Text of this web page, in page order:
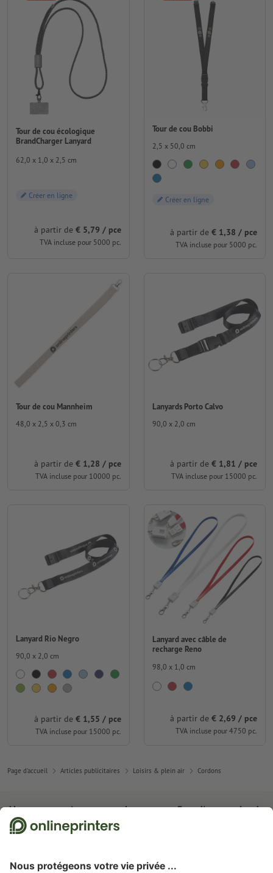
Tour de cou écologique
BrandCharger Lanyard
62,0 x 1,0 x 2,5 cm
Créer en ligne
à partir de € 5,79 / pce
TVA incluse pour 5000 pc.
Tour de cou Bobbi
2,5 x 50,0 cm
Créer en ligne
à partir de € 1,38 / pce
TVA incluse pour 5000 pc.
Tour de cou Mannheim
48,0 x 2,5 x 0,3 cm
à partir de € 1,28 / pce
TVA incluse pour 10000 pc.
Lanyards Porto Calvo
90,0 x 2,0 cm
à partir de € 1,81 / pce
TVA incluse pour 15000 pc.
Lanyard Rio Negro
90,0 x 2,0 cm
à partir de € 1,55 / pce
TVA incluse pour 15000 pc.
Lanyard avec câble de
recharge Reno
98,0 x 1,0 cm
à partir de € 2,69 / pce
TVA incluse pour 4750 pc.
Page d'accueil Articles publicitaires Loisirs & plein air Cordons
Abonnez-vous à notre newsletter et profitez d'une remise de
15 %